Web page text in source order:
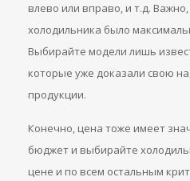
влево или вправо, и т.д.
холодильника было
Выбирайте модели лишь
которые уже доказали свою
продукции.
Конечно, цена тоже имеет
бюджет и выбирайте
цене и по всем остальным